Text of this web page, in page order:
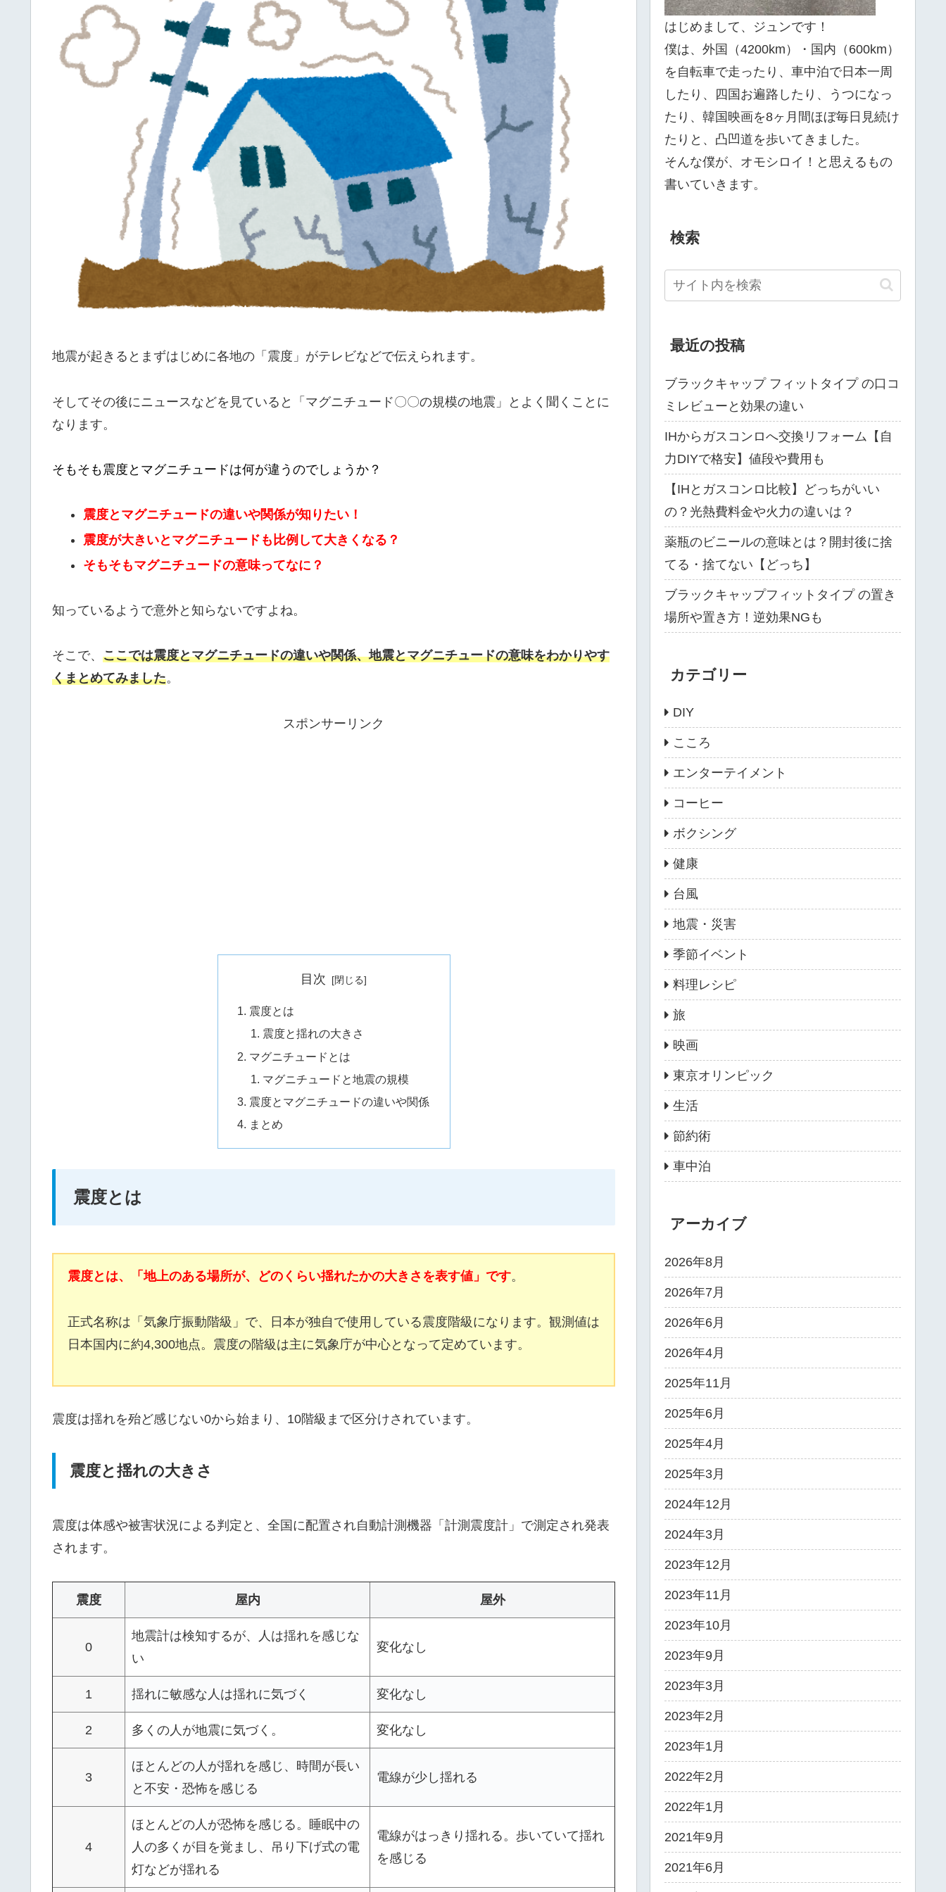
地震が起きるとまずはじめに各地の「震度」がテレビなどで伝えられます。
そしてその後にニュースなどを見ていると「マグニチュード〇〇の規模の地震」とよく聞くことに
なります。
そもそも震度とマグニチュードは何が違うのでしょうか？
震度とマグニチュードの違いや関係が知りたい！
震度が大きいとマグニチュードも比例して大きくなる？
そもそもマグニチュードの意味ってなに？
知っているようで意外と知らないですよね。
そこで、 ここでは震度とマグニチュードの違いや関係、地震とマグニチュードの意味をわかりやす
くまとめてみました。
スポンサーリンク
目次
震度とは
震度と揺れの大きさ
マグニチュードとは
マグニチュードと地震の規模
震度とマグニチュードの違いや関係
まとめ
震度とは
震度とは、「地上のある場所が、どのくらい揺れたかの大きさを表す値」です。
正式名称は「気象庁振動階級」で、日本が独自で使用している震度階級になります。観測値は
日本国内に約4,300地点。震度の階級は主に気象庁が中心となって定めています。
震度は揺れを殆ど感じない0から始まり、10階級まで区分けされています。
震度と揺れの大きさ
震度は体感や被害状況による判定と、全国に配置され自動計測機器「計測震度計」で測定され発表
されます。
震度 屋内 屋外
0
地震計は検知するが、人は揺れを感じな
い
変化なし
1 揺れに敏感な人は揺れに気づく 変化なし
2 多くの人が地震に気づく。 変化なし
3
ほとんどの人が揺れを感じ、時間が長い
と不安・恐怖を感じる
電線が少し揺れる
4
ほとんどの人が恐怖を感じる。睡眠中の
人の多くが目を覚まし、吊り下げ式の電
灯などが揺れる
電線がはっきり揺れる。歩いていて揺れ
を感じる
はじめまして、ジュンです！
僕は、外国（4200km）・国内（600km）
を自転車で走ったり、車中泊で日本一周
したり、四国お遍路したり、うつになっ
たり、韓国映画を8ヶ月間ほぼ毎日見続け
たりと、凸凹道を歩いてきました。
そんな僕が、オモシロイ！と思えるもの
書いていきます。
検索
最近の投稿
ブラックキャップ フィットタイプ の口コ
ミレビューと効果の違い
IHからガスコンロへ交換リフォーム【自
力DIYで格安】値段や費用も
【IHとガスコンロ比較】どっちがいい
の？光熱費料金や火力の違いは？
薬瓶のビニールの意味とは？開封後に捨
てる・捨てない【どっち】
ブラックキャップフィットタイプ の置き
場所や置き方！逆効果NGも
カテゴリー
DIY
こころ
エンターテイメント
コーヒー
ボクシング
健康
台風
地震・災害
季節イベント
料理レシピ
旅
映画
東京オリンピック
生活
節約術
車中泊
アーカイブ
2026年8月
2026年7月
2026年6月
2026年4月
2025年11月
2025年6月
2025年4月
2025年3月
2024年12月
2024年3月
2023年12月
2023年11月
2023年10月
2023年9月
2023年3月
2023年2月
2023年1月
2022年2月
2022年1月
2021年9月
2021年6月